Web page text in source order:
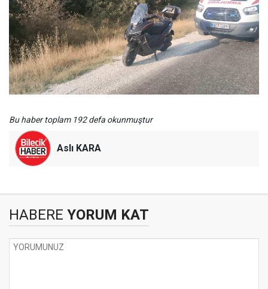
Bu haber toplam 192 defa okunmuştur
Aslı KARA
HABERE YORUM KAT